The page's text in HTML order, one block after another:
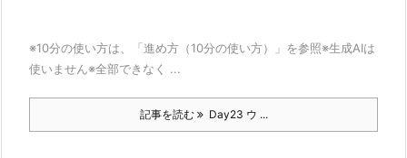
※10分の使い方は、「進め方（10分の使い方）」を参照※生成AIは
使いません※全部できなく ...
記事を読む Day23 ウ ...